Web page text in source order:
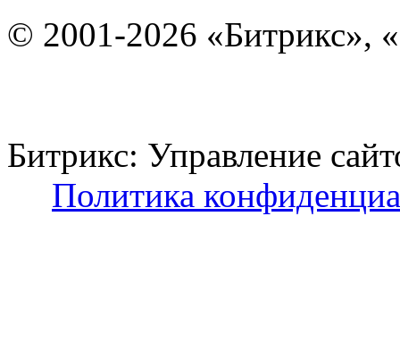
© 2001-2026 «Битрикс»,
Битрикс: Управление
Политика